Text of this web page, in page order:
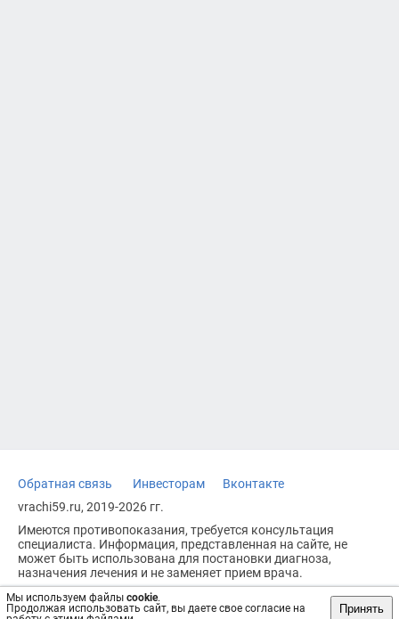
Мы используем файлы cookie.
Продолжая использовать сайт, вы даете свое согласие на
Принять
Обратная связь Инвесторам
Вконтакте
vrachi59.ru, 2019-2026 гг.
Имеются противопоказания, требуется консультация
специалиста. Информация, представленная на сайте, не
может быть использована для постановки диагноза,
назначения лечения и не заменяет прием врача.
Возрастное ограничение: 18+